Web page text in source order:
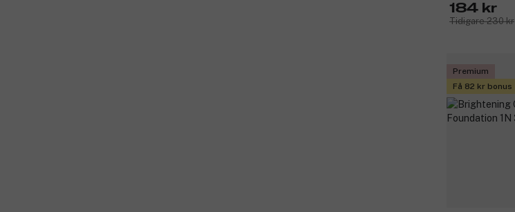
184 kr
Tidigare 230 kr
Premium
Få 82 kr bonus